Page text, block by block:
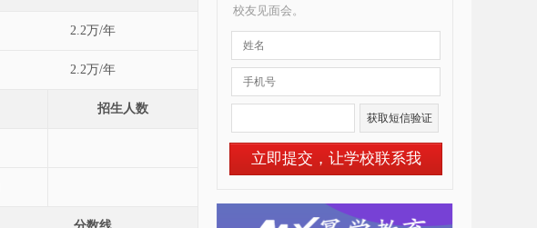
2.2万/年
2.2万/年
招生人数
校友见面会。
立即提交，让学校联系我